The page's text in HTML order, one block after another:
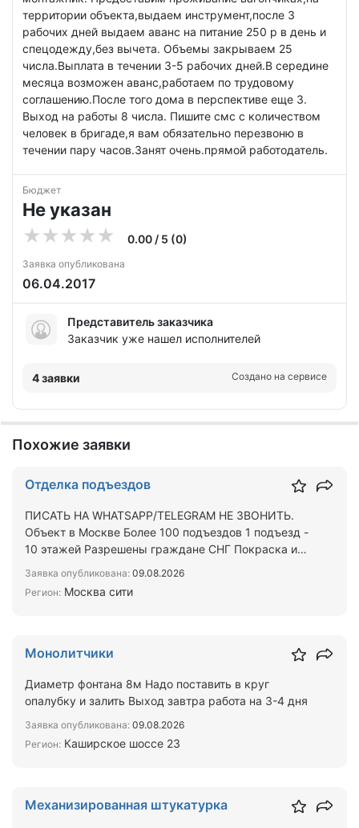
территории объекта,выдаем инструмент,после 3
рабочих дней выдаем аванс на питание 250 р в день и
спецодежду,без вычета. Объемы закрываем 25
числа.Выплата в течении 3-5 рабочих дней.В середине
месяца возможен аванс,работаем по трудовому
соглашению.После того дома в перспективе еще 3.
Выход на работы 8 числа. Пишите смс с количеством
человек в бригаде,я вам обязательно перезвоню в
течении пару часов.Занят очень.прямой работодатель.
Бюджет
Не указан
0.00 / 5 (0)
Заявка опубликована
06.04.2017
Представитель заказчика
Заказчик уже нашел исполнителей
4 заявки Создано на сервисе
Похожие заявки
Отделка подъездов
ПИСАТЬ НА WHATSAPP/TELEGRAM НЕ ЗВОНИТЬ.
Объект в Москве Более 100 подъездов 1 подъезд -
10 этажей Разрешены граждане СНГ Покраска и
Заявка опубликована: 09.08.2026
Регион: Москва сити
Монолитчики
Диаметр фонтана 8м Надо поставить в круг
опалубку и залить Выход завтра работа на 3-4 дня
Заявка опубликована: 09.08.2026
Регион: Каширское шоссе 23
Механизированная штукатурка